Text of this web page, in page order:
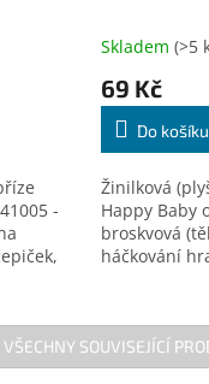
-
Skladem (>5
69 Kč
Do košíku
Žinilková
Happy Baby
broskvová
háčkování
výrobce!
SOUVISEJÍCÍ